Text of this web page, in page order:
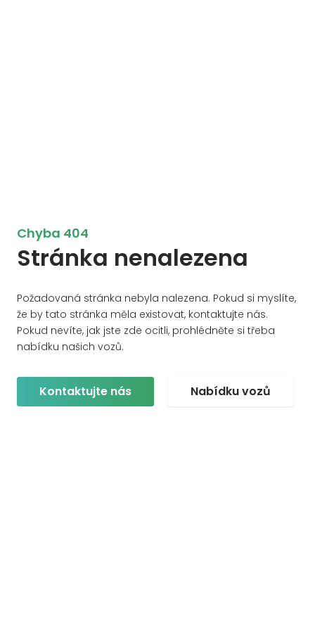
Chyba 404
Stránka nenalezena
Požadovaná stránka nebyla nalezena. Pokud si myslíte,
že by tato stránka měla existovat, kontaktujte nás.
Pokud nevíte, jak jste zde ocitli, prohlédněte si třeba
nabídku našich vozů.
Kontaktujte nás Nabídku vozů